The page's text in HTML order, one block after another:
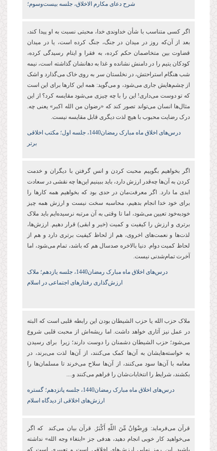
شرح دعای مکارم الاخلاق، جلسه بیست‌وسوم؛
اگر کسی متناسب با شأن خداوندی خدا، محبتی نسبت به او پیدا کند،
بعد از آن‌که روز در میدان در جنگ، جنگ کرده است، یا در میدان
قضاوت بین متخاصمان حکم کرده، به فقرا و ایتام رسیدگی کرده،
کودکان یتیم را در دامنش نشانده و غذا به دهانشان گذاشته است، نیمه
شب هنگام استراحتش، در نخلستان سر به روی خاک می‌گذارد و اشک
از چشم‌هایش جاری می‌شود،‌ و می‌گوید: همه این کارها برای این است
که تو دوست می‌داری! این را با چه چیزی می‌شود مقایسه کرد؟ از این
مثال‌ها انسان می‌تواند تصور کند که «رضوان من الله اکبر» یعنی چه.
درک رضایت محبوب با هیچ لذت دیگری قابل مقایسه نیست.
درس‌های اخلاق ماه مبارک رمضان1440،
جلسه اول؛ مکتب اخلاقی
برتر
اگر بخواهیم بگوییم محبت کردن و انس گرفتن با دیگران و خدمت
کردن به آن‌ها چه‌‌قدر ارزش دارد، باید ببینیم این‌ها چه نقشی در سعادت
ابدی ما دارد. اگر معرفت‌مان در حدی بود که بخواهیم همه کارها را
برای خود خدا انجام بدهیم، محاسبه سخت نیست و ارزش همه چیز
خودبه‌خود تعیین می‌شود، اما تا وقتی به آن مرتبه نرسیده‌ایم باید ملاک
برتری و ارزش را کیفیت و کمیت (خیر و ابقی) قرار دهیم. ارزش‌ها،
لذت‌ها و نعمت‌های اخروی، هم از لحاظ کیفیت برتری دارد و هم از
لحاظ کمیت دوام. دنیا بالاخره صدسال هم که باشد، تمام می‌شود، اما
آخرت تمام‌شدنی نیست.
درس‌های اخلاق ماه مبارک رمضان1440، جلسه یازدهم؛ ملاک
ارزش‌گذاری رفتارهای اجتماعی در اسلام
ملاک حزب‌ الله یا حزب الشیطان بودن این رابطه قلبی است که البته
در عمل نیز آثاری خواهد داشت. اما ریشه‌اش از محبت قلبی شروع
می‌شود؛ حزب الشیطان دشمنان را دوست دارند؛ زیرا برای رسیدن
به خواسته‌هایشان به آن‌ها کمک می‌کنند، از آن‌ها لذت می‌برند، در
معامه با آن‌ها سود می‌کنند، از آن‌ها سلاح می‌خرند تا مسلمان‌ها را
بکشند، شرایط را انتخابات‌شان را فراهم می‌کنند و....
درس‌های اخلاق ماه مبارک رمضان1440، جلسه پانزدهم؛ گستره
ارزش‌های اخلاقی از دیدگاه اسلام
قرآن می‌فرماید: وَرِضْوَانٌ مِّنَ اللّهِ أَكْبَرُ. قرآن بیان می‌کند که اگر
می‌خواهید کار خوبی انجام دهید، هدفی جز «ابتغاء وجه‌ الله» نداشته
باشید. این رمز نهایی ارزش‌های اخلاقی است و تعبیری است که